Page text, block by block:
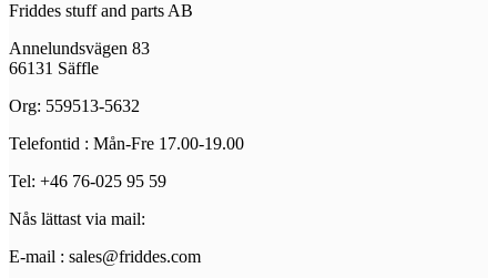
Friddes stuff and parts AB
Annelundsvägen 83
66131 Säffle
Org: 559513-5632
Telefontid : Mån-Fre 17.00-19.00
Tel: +46 76-025 95 59
Nås lättast via mail:
E-mail : sales@friddes.com